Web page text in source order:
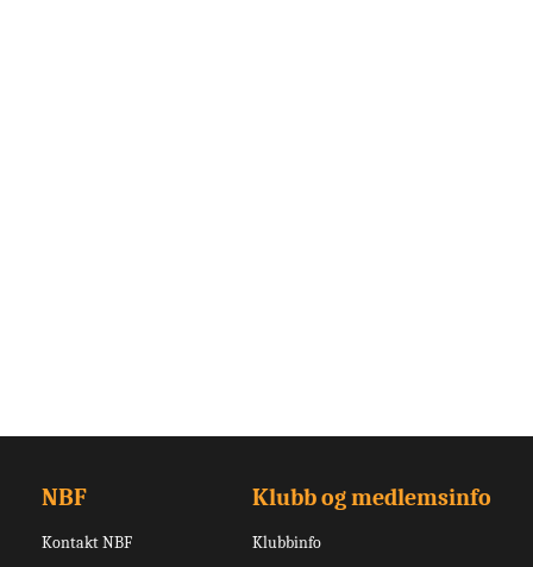
NBF
Kontakt NBF
Klubb og medlemsinfo
Klubbinfo